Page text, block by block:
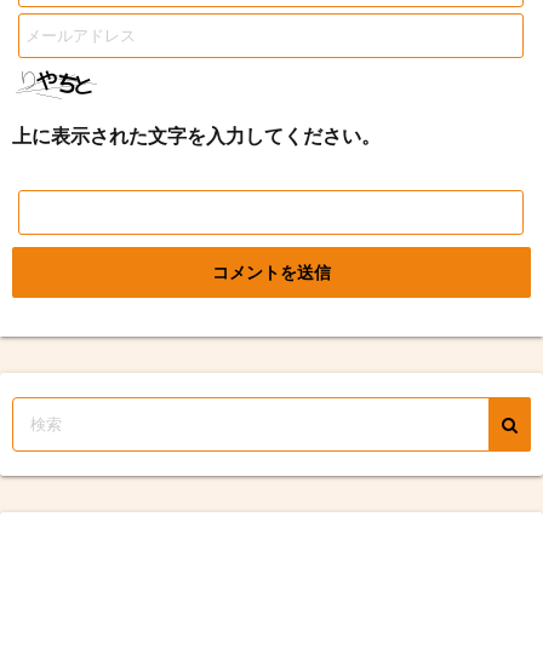
上に表示された文字を入力してください。